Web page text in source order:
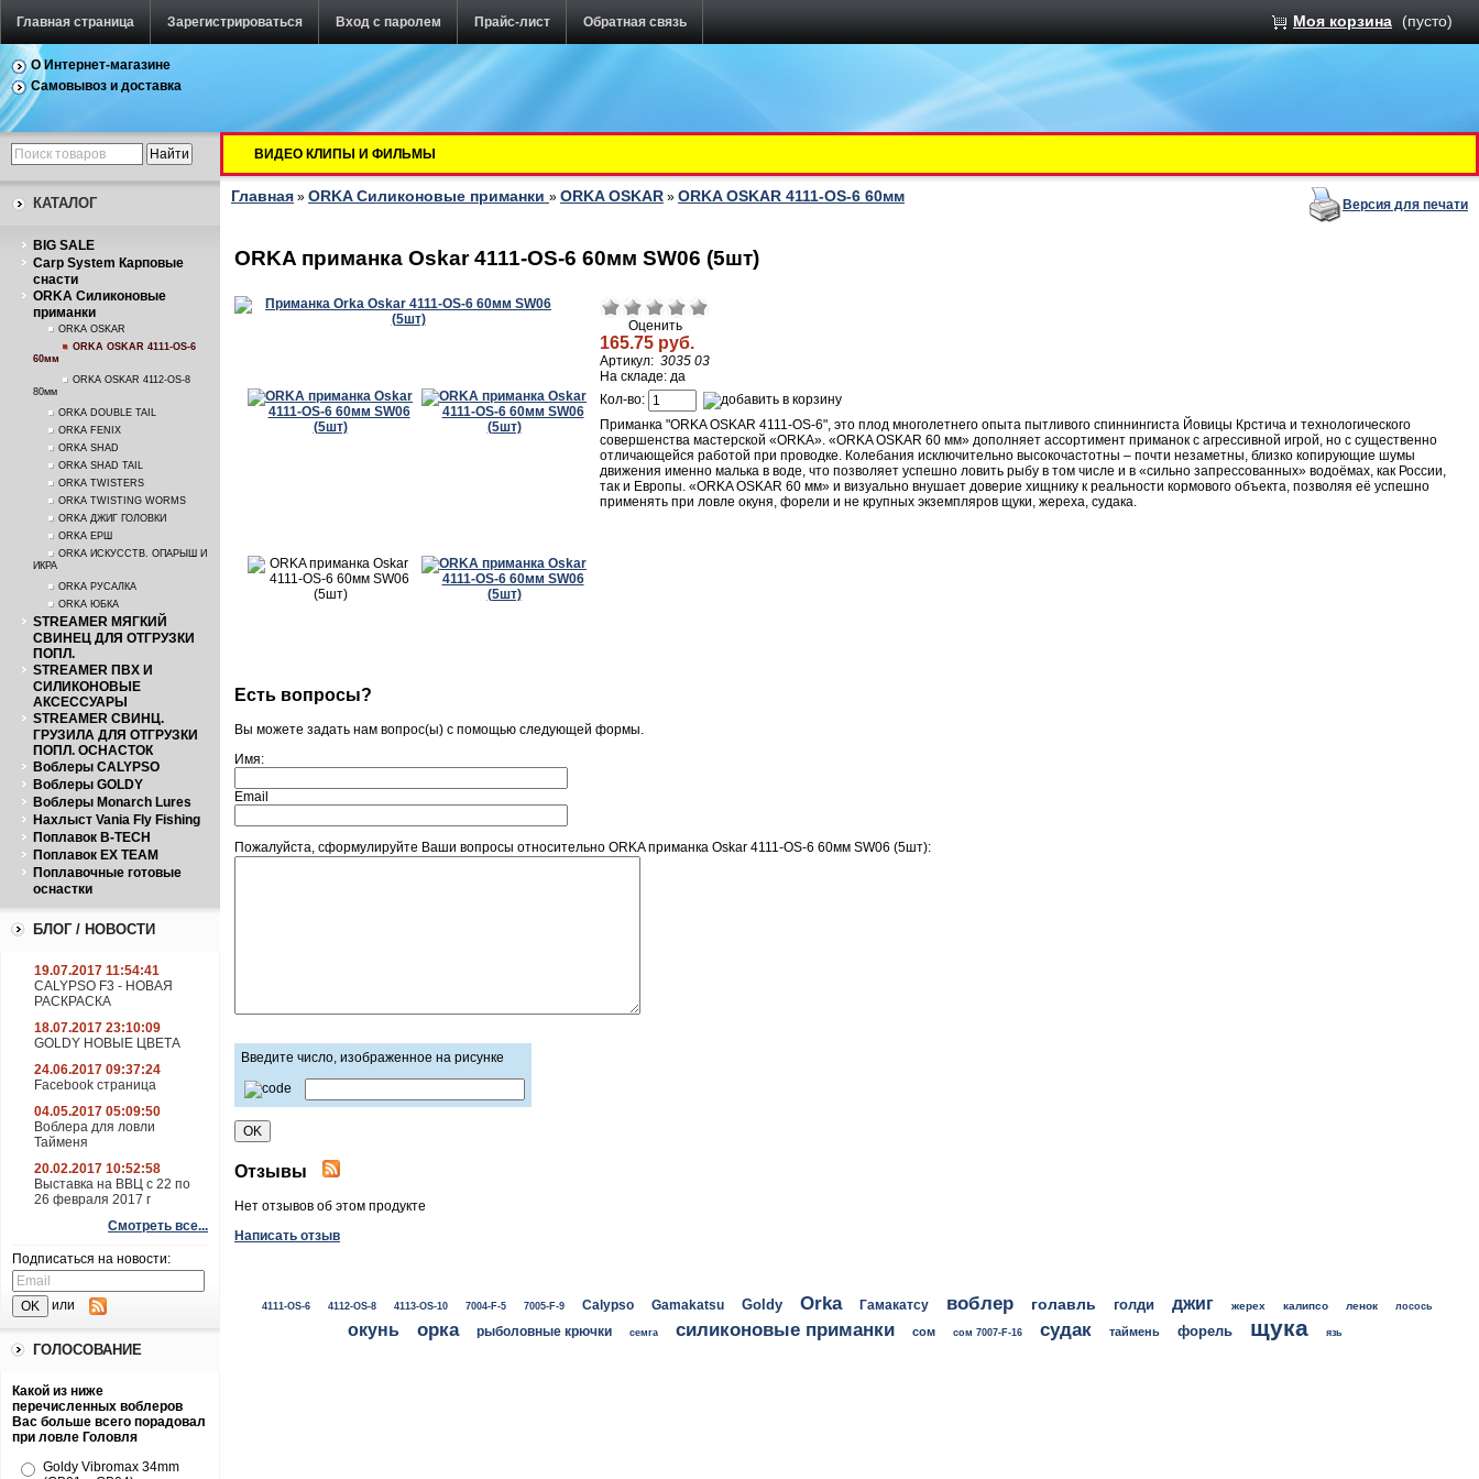
Главная страница Зарегистрироваться Вход с паролем Прайс-лист Обратная связь Моя корзина (пусто)
О Интернет-магазине
Самовывоз и доставка
КАТАЛОГ
BIG SALE
Carp System Карповые
снасти
ORKA Силиконовые
приманки
ORKA OSKAR
ORKA OSKAR 4111-OS-6
60мм
ORKA OSKAR 4112-OS-8
80мм
ORKA DOUBLE TAIL
ORKA FENIX
ORKA SHAD
ORKA SHAD TAIL
ORKA TWISTERS
ORKA TWISTING WORMS
ORKA ДЖИГ ГОЛОВКИ
ORKA ЕРШ
ORKA ИСКУССТВ. ОПАРЫШ И
ИКРА
ORKA РУСАЛКА
ORKA ЮБКА
STREAMER МЯГКИЙ
СВИНЕЦ ДЛЯ ОТГРУЗКИ
ПОПЛ.
STREAMER ПВХ И
СИЛИКОНОВЫЕ
АКСЕССУАРЫ
STREAMER СВИНЦ.
ГРУЗИЛА ДЛЯ ОТГРУЗКИ
ПОПЛ. ОСНАСТОК
Воблеры CALYPSO
Воблеры GOLDY
Воблеры Monarch Lures
Нахлыст Vania Fly Fishing
Поплавок B-TECH
Поплавок EX TEAM
Поплавочные готовые
оснастки
БЛОГ / НОВОСТИ
19.07.2017 11:54:41
CALYPSO F3 - НОВАЯ
РАСКРАСКА
18.07.2017 23:10:09
GOLDY НОВЫЕ ЦВЕТА
24.06.2017 09:37:24
Facebook страница
04.05.2017 05:09:50
Воблера для ловли
Тайменя
20.02.2017 10:52:58
Выставка на ВВЦ с 22 по
26 февраля 2017 г
Смотреть все...
Подписаться на новости:
или
ГОЛОСОВАНИЕ
Какой из ниже
перечисленных воблеров
Вас больше всего порадовал
при ловле Головля
Goldy Vibromax 34mm
ВИДЕО КЛИПЫ И ФИЛЬМЫ
Главная » ORKA Силиконовые приманки » ORKA OSKAR » ORKA OSKAR 4111-OS-6 60мм Версия для печати
ORKA приманка Oskar 4111-OS-6 60мм SW06 (5шт)
Оценить
165.75 руб.
Артикул: 3035 03
На складе: да
Кол-во:
Приманка "ORKA OSKAR 4111-OS-6", это плод многолетнего опыта пытливого спиннингиста Йовицы Крстича и технологического
совершенства мастерской «ORKA». «ORKA OSKAR 60 мм» дополняет ассортимент приманок с агрессивной игрой, но с существенно
отличающейся работой при проводке. Колебания исключительно высокочастотны – почти незаметны, близко копирующие шумы
движения именно малька в воде, что позволяет успешно ловить рыбу в том числе и в «сильно запрессованных» водоёмах, как России,
так и Европы. «ORKA OSKAR 60 мм» и визуально внушает доверие хищнику к реальности кормового объекта, позволяя её успешно
применять при ловле окуня, форели и не крупных экземпляров щуки, жереха, судака.
Есть вопросы?
Вы можете задать нам вопрос(ы) с помощью следующей формы.
Имя:
Email
Пожалуйста, сформулируйте Ваши вопросы относительно ORKA приманка Oskar 4111-OS-6 60мм SW06 (5шт):
Введите число, изображенное на рисунке
Отзывы
Нет отзывов об этом продукте
Написать отзыв
4111-OS-6 4112-OS-8 4113-OS-10 7004-F-5 7005-F-9 Calypso Gamakatsu Goldy Orka Гамакатсу воблер голавль голди джиг жерех калипсо ленок лосось
окунь орка рыболовные крючки семга силиконовые приманки сом сом 7007-F-16 судак таймень форель щука язь